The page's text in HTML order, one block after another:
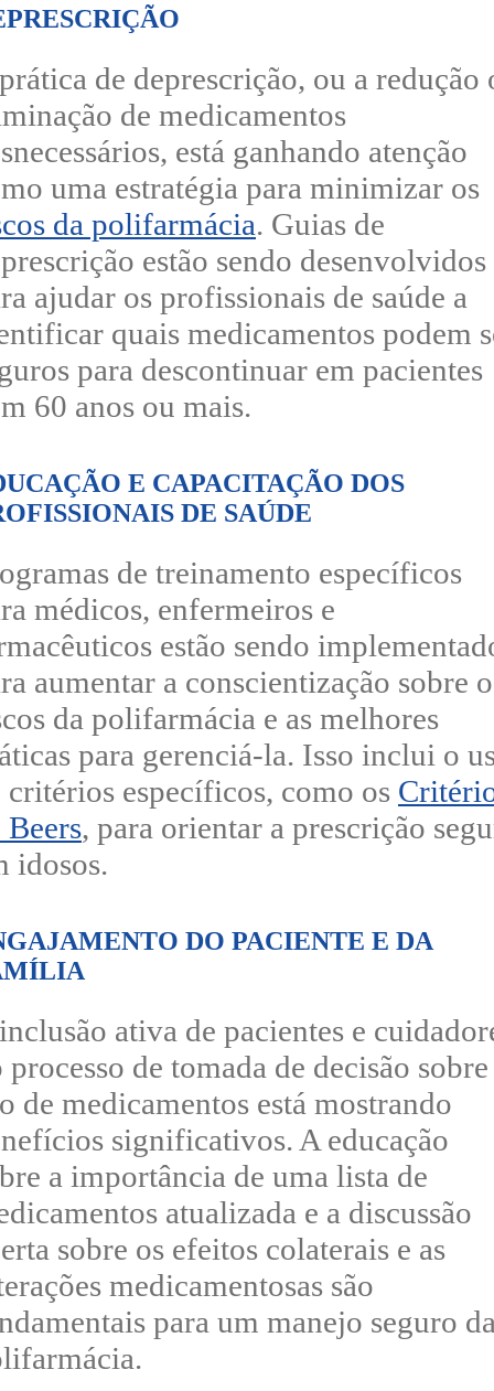
de deprescrição, ou a redução
de medicamentos
está ganhando atenção
uma estratégia para minimizar os
da polifarmácia. Guias de
estão sendo desenvolvidos
ajudar os profissionais de saúde a
quais medicamentos podem
para descontinuar em pacientes
60 anos ou mais.
E CAPACITAÇÃO DOS
DE SAÚDE
de treinamento específicos
médicos, enfermeiros e
estão sendo
aumentar a conscientização sobre
da polifarmácia e as melhores
para gerenciá-la. Isso inclui o
critérios específicos, como os
Beers, para orientar a prescrição
idosos.
DO PACIENTE E DA
ativa de pacientes e
processo de tomada de decisão
de medicamentos está mostrando
significativos. A educação
a importância de uma lista de
atualizada e a discussão
sobre os efeitos colaterais e as
medicamentosas são
para um manejo seguro